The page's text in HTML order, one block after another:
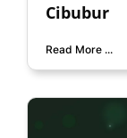
Cibubur
Read More ...